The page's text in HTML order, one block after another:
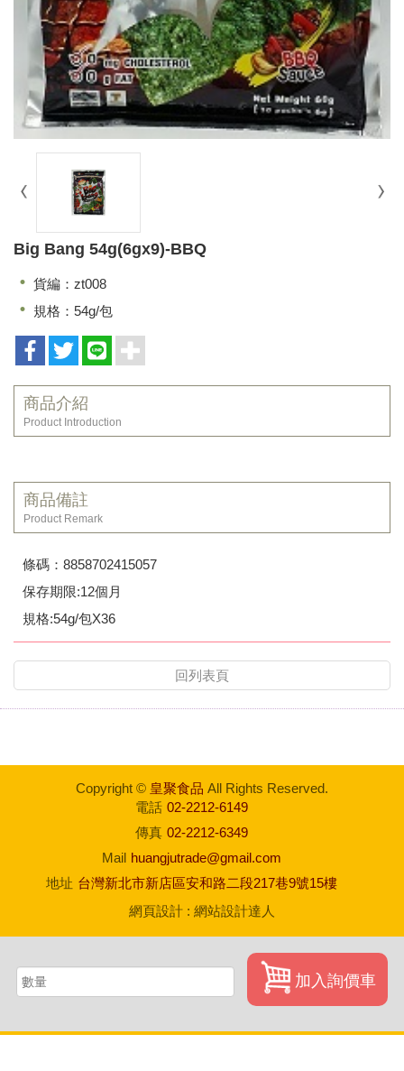
Big Bang 54g(6gx9)-BBQ
貨編：zt008
規格：54g/包
加入詢價車
商品介紹
Product Introduction
商品備註
Product Remark
條碼：8858702415057
保存期限:12個月
規格:54g/包X36
回列表頁
Copyright © 皇聚食品 All Rights Reserved.
電話 02-2212-6149
傳真 02-2212-6349
Mail huangjutrade@gmail.com
地址 台灣新北市新店區安和路二段217巷9號15樓
網頁設計 : 網站設計達人